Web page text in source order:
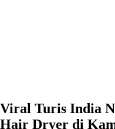
Viral Turis India
Hair Dryer di